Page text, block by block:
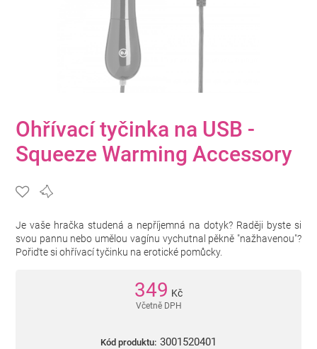
Ohřívací tyčinka na USB -
Squeeze Warming Accessory
Je vaše hračka studená a nepříjemná na dotyk? Raději byste si
svou pannu nebo umělou vagínu vychutnal pěkně "nažhavenou"?
Pořiďte si ohřívací tyčinku na erotické pomůcky.
349 Kč
Včetně DPH
Kód produktu: 3001520401